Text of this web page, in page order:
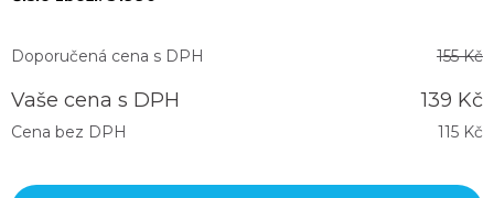
Doporučená cena s DPH 155 Kč
Vaše cena s DPH 139 Kč
Cena bez DPH 115 Kč